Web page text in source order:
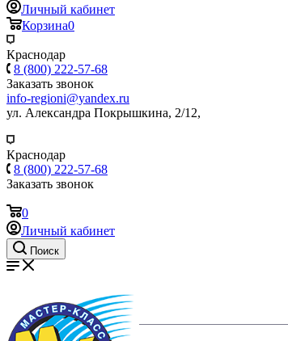
Личный кабинет
Корзина0
Краснодар
8 (800) 222-57-68
Заказать звонок
info-regioni@yandex.ru
ул. Александра Покрышкина, 2/12,
Краснодар
8 (800) 222-57-68
Заказать звонок
0
Личный кабинет
Поиск